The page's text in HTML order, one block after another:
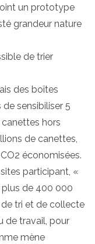
un prototype
grandeur nature
de trier
des boîtes
sensibiliser 5
hors
de canettes,
économisées.
participant, «
de 400 000
de tri et de collecte
de travail, pour
mène